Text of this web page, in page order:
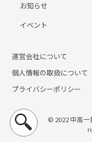
お知らせ
イベント
運営会社について
個人情報の取扱について
プライバシーポリシー
© 2022 中高一